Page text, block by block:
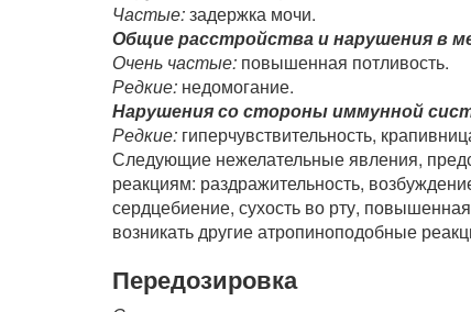
Частые:задержка мочи.
Общие расстройства и нарушения в
Очень частые: повышенная потливость.
Редкие: недомогание.
Нарушения со стороны иммунной
Редкие: гиперчувствительность,
Следующие нежелательные явления,
реакциям: раздражительность,
сердцебиение, сухость во рту,
возникать другие атропиноподобные
Передозировка